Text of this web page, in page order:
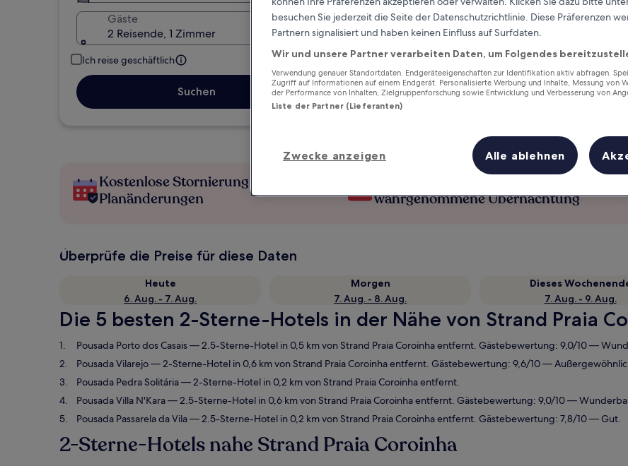
Gäste
2 Reisende, 1 Zimmer
Ich reise geschäftlich
Suchen
Kostenlose Stornierung bei
Planänderungen
wahrgenommene Übernachtung
Überprüfe die Preise für diese Daten
Heute
6. Aug. - 7. Aug.
Morgen
7. Aug. - 8. Aug.
Dieses
7. Aug. - 9. Aug.
Die 5 besten 2-Sterne-Hotels in der Nähe von Strand Praia
Pousada Porto dos Casais— 2.5-Sterne-Hotel in 0,5 km von Strand Praia Coroinha entfernt. Gästebewertung: 9,0/10 —
Pousada Vilarejo— 2-Sterne-Hotel in 0,6 km von Strand Praia Coroinha entfernt. Gästebewertung: 9,6/10 —
Pousada Pedra Solitária— 2-Sterne-Hotel in 0,2 km von Strand Praia Coroinha entfernt.
Pousada Villa N'Kara— 2.5-Sterne-Hotel in 0,6 km von Strand Praia Coroinha entfernt. Gästebewertung: 9,0/10 —
Pousada Passarela da Vila— 2.5-Sterne-Hotel in 0,2 km von Strand Praia Coroinha entfernt. Gästebewertung: 7,8/10 — Gut.
2-Sterne-Hotels nahe Strand Praia Coroinha
besuchen Sie jederzeit die Seite der Datenschutzrichtlinie. Diese Präferenzen
Partnern signalisiert und haben keinen Einfluss auf Surfdaten.
Wir und unsere Partner verarbeiten Daten, um Folgendes
Verwendung genauer Standortdaten. Endgeräteeigenschaften zur Identifikation aktiv abfragen.
Zugriff auf Informationen auf einem Endgerät. Personalisierte Werbung und Inhalte, Messung von
der Performance von Inhalten, Zielgruppenforschung sowie Entwicklung und Verbesserung von
Liste der Partner (Lieferanten)
Zwecke anzeigen Alle ablehnen